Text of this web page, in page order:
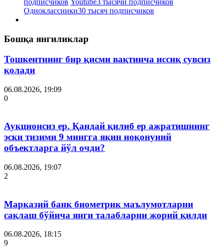
подписчиков Youtube3 тысячи подписчиков
Одноклассники30 тысяч подписчиков
Бошқа янгиликлар
Тошкентнинг бир қисми вақтинча иссиқ сувсиз
қолади
06.08.2026, 19:09
0
Аукционсиз ер. Қандай қилиб ер ажратишнинг
эски тизими 9 мингга яқин ноқонуний
объектларга йўл очди?
06.08.2026, 19:07
2
Марказий банк биометрик маълумотларни
сақлаш бўйича янги талабларни жорий қилди
06.08.2026, 18:15
9